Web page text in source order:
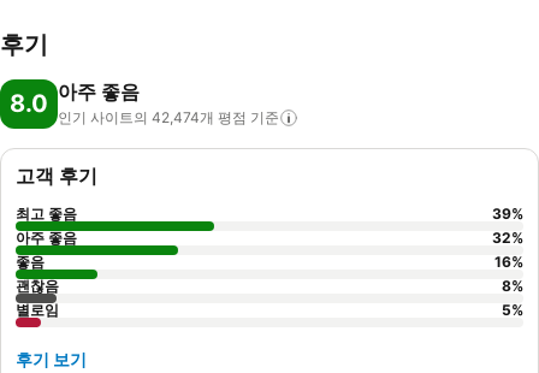
후기
8.0 아주 좋음
인기 사이트의 42,474개 평점 기준
고객 후기
최고 좋음 39%
아주 좋음
32%
좋음
16%
괜찮음
8%
별로임
5%
후기 보기